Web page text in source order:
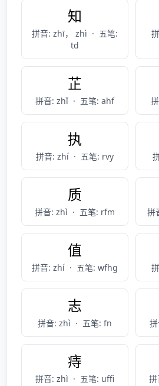
知
拼音: zhī， zhì · 五笔:
td
芷
拼音: zhǐ · 五笔: ahf
执
拼音: zhí · 五笔: rvy
质
拼音: zhì · 五笔: rfm 拼
值
拼音: zhí · 五笔: wfhg
志
拼音: zhì · 五笔: fn
痔
拼音: zhì · 五笔: uffi